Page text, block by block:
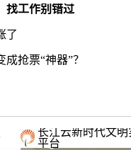
找工作别错过
了
抢票“神器”？
长江云新时代文明
平台